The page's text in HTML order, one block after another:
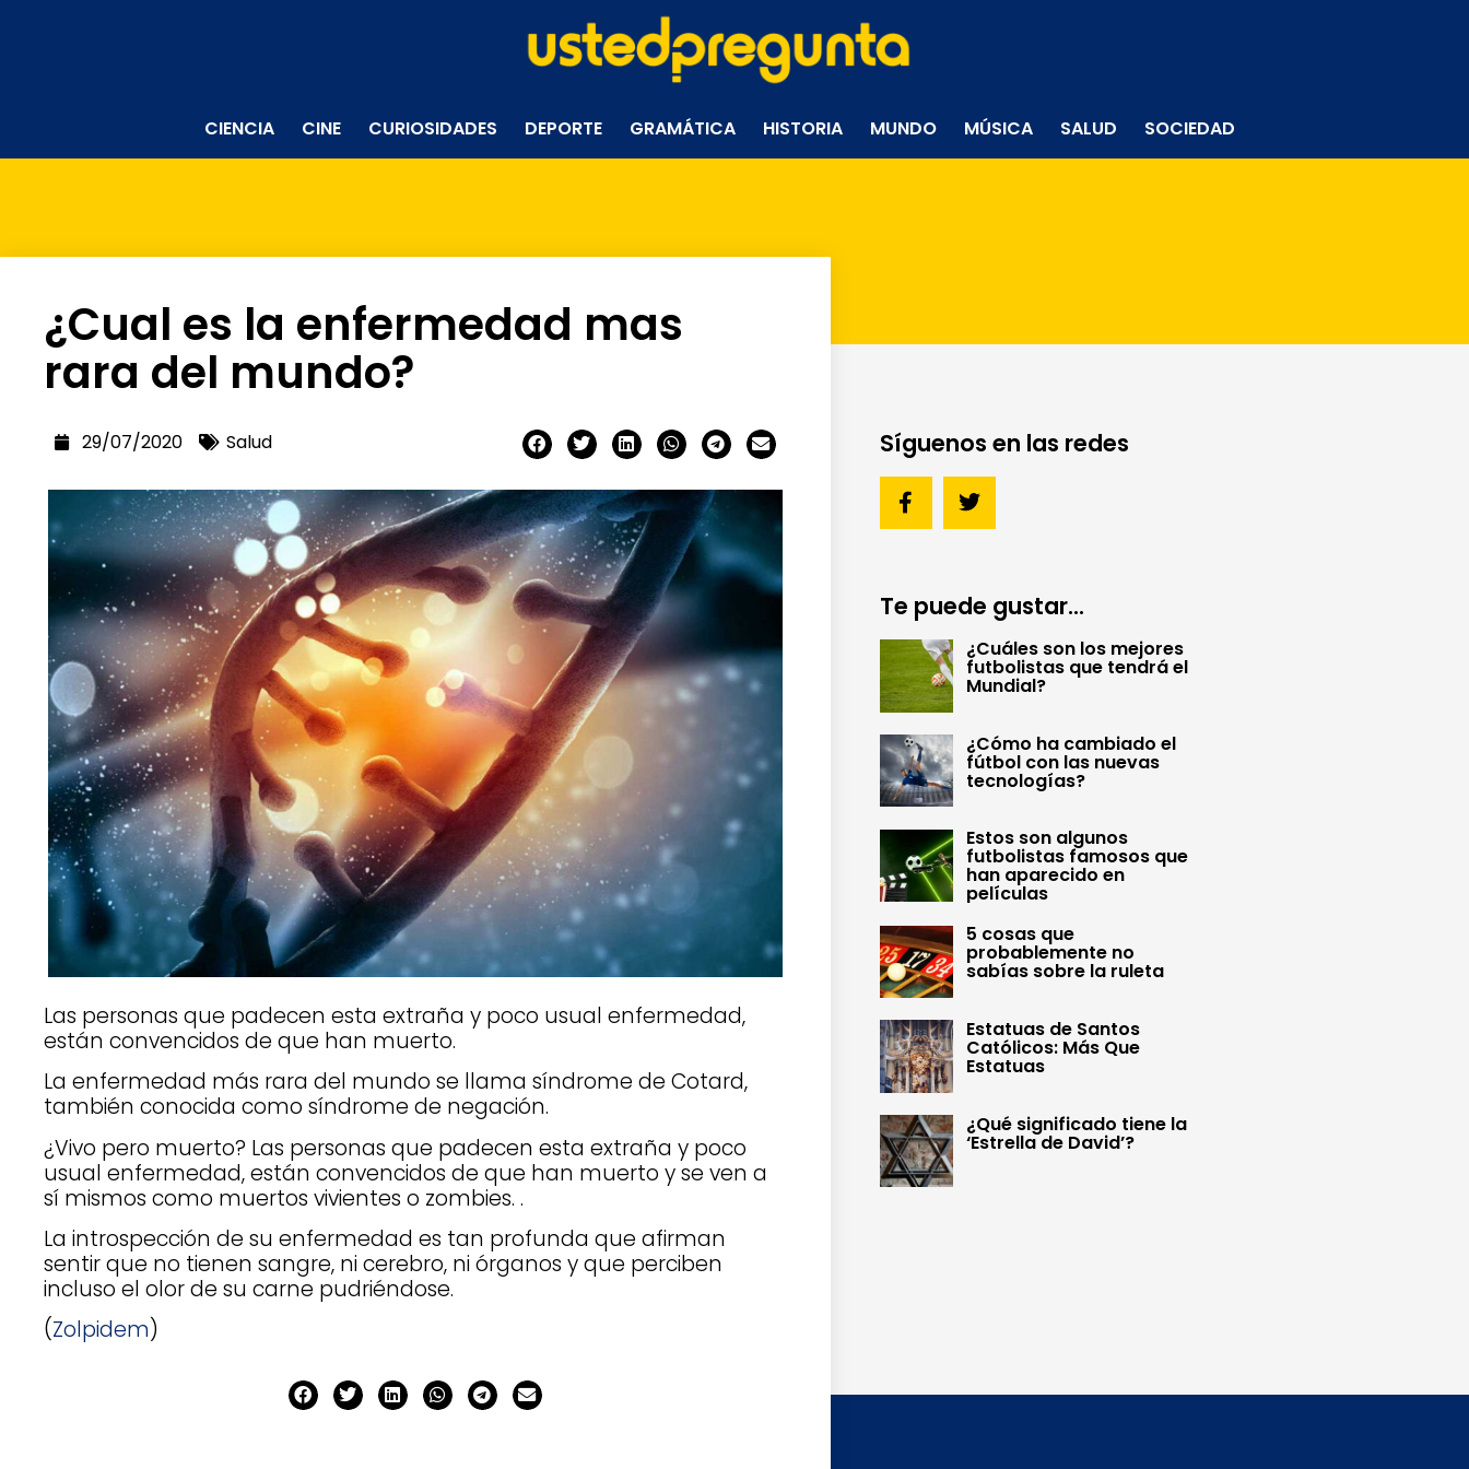
CIENCIA CINE CURIOSIDADES DEPORTE GRAMÁTICA HISTORIA MUNDO MÚSICA SALUD SOCIEDAD
¿Cual es la enfermedad mas
rara del mundo?
29/07/2020 Salud
Las personas que padecen esta extraña y poco usual enfermedad,
están convencidos de que han muerto.
La enfermedad más rara del mundo se llama síndrome de Cotard,
también conocida como síndrome de negación.
¿Vivo pero muerto? Las personas que padecen esta extraña y poco
usual enfermedad, están convencidos de que han muerto y se ven a
sí mismos como muertos vivientes o zombies. .
La introspección de su enfermedad es tan profunda que afirman
sentir que no tienen sangre, ni cerebro, ni órganos y que perciben
incluso el olor de su carne pudriéndose.
(Zolpidem)
Síguenos en las redes
Te puede gustar...
¿Cuáles son los mejores
futbolistas que tendrá el
Mundial?
¿Cómo ha cambiado el
fútbol con las nuevas
tecnologías?
Estos son algunos
futbolistas famosos que
han aparecido en
películas
5 cosas que
probablemente no
sabías sobre la ruleta
Estatuas de Santos
Católicos: Más Que
Estatuas
¿Qué significado tiene la
‘Estrella de David’?